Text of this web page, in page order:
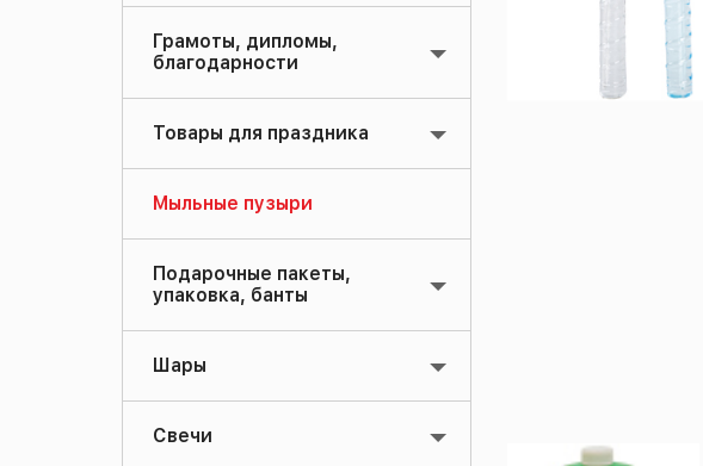
Грамоты, дипломы,
благодарности
Товары для праздника
Мыльные пузыри
Подарочные пакеты,
упаковка, банты
Шары
Свечи